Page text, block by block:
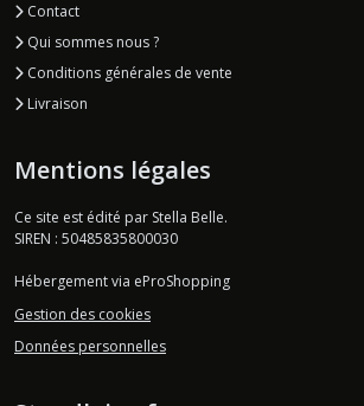
Contact
Qui sommes nous ?
Conditions générales de vente
Livraison
Mentions légales
Ce site est édité par Stella Belle.
SIREN : 50485835800030
Hébergement via eProShopping
Gestion des cookies
Données personnelles